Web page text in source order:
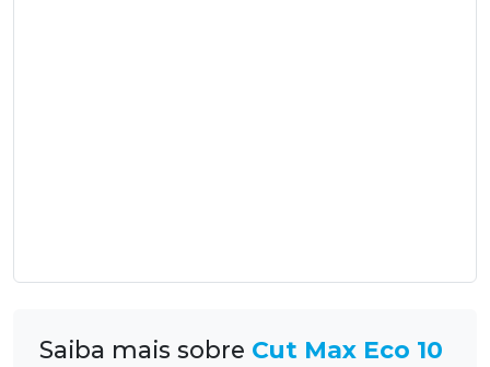
Saiba mais sobre Cut Max Eco 10